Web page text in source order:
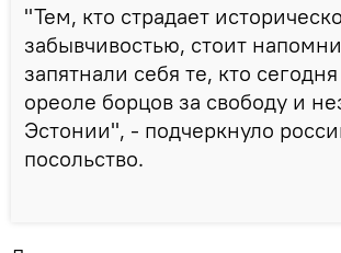
"Тем, кто страдает
забывчивостью, стоит
запятнали себя те, кто
ореоле борцов за свободу и
Эстонии", - подчеркнуло
посольство.